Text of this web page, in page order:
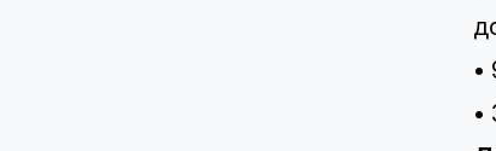
•
•